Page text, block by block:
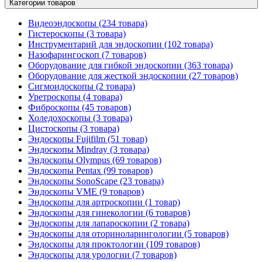
Категории товаров
Видеоэндоскопы (234 товара)
Гистероскопы (3 товара)
Инструментарий для эндоскопии (102 товара)
Назофарингоскоп (7 товаров)
Оборудование для гибкой эндоскопии (363 товара)
Оборудование для жесткой эндоскопии (27 товаров)
Сигмоидоскопы (2 товара)
Уретроскопы (4 товара)
Фиброскопы (45 товаров)
Холедохоскопы (3 товара)
Цистоскопы (3 товара)
Эндоскопы Fujifilm (51 товар)
Эндоскопы Mindray (3 товара)
Эндоскопы Olympus (69 товаров)
Эндоскопы Pentax (99 товаров)
Эндоскопы SonoScape (23 товара)
Эндоскопы VME (9 товаров)
Эндоскопы для артроскопии (1 товар)
Эндоскопы для гинекологии (6 товаров)
Эндоскопы для лапароскопии (2 товара)
Эндоскопы для оториноларингологии (5 товаров)
Эндоскопы для проктологии (109 товаров)
Эндоскопы для урологии (7 товаров)